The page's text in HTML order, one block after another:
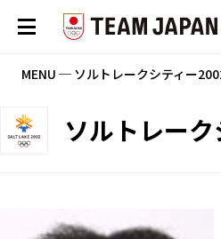
MENU ─ ソルトレークシティー
ソルトレー